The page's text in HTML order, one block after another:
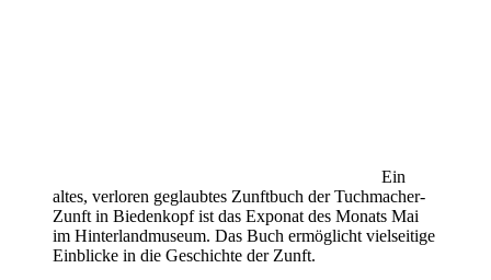
Ein
altes, verloren geglaubtes Zunftbuch der Tuchmacher-
Zunft in Biedenkopf ist das Exponat des Monats Mai
im Hinterlandmuseum. Das Buch ermöglicht vielseitige
Einblicke in die Geschichte der Zunft.